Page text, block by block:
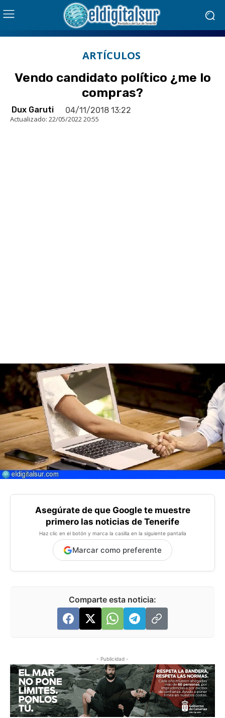
ARTÍCULOS
Vendo candidato político ¿me lo
compras?
Dux Garuti 04/11/2018 13:22
Actualizado: 22/05/2022 20:55
Asegúrate de que Google te muestre
primero las noticias de Tenerife
Haz clic en el botón y marca la casilla en la siguiente pantalla
Marcar como preferente
Comparte esta noticia:
- Publicidad -